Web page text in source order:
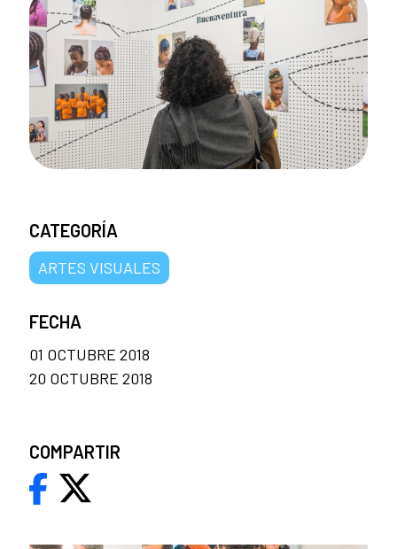
CATEGORÍA
ARTES VISUALES
FECHA
01 OCTUBRE 2018
20 OCTUBRE 2018
COMPARTIR